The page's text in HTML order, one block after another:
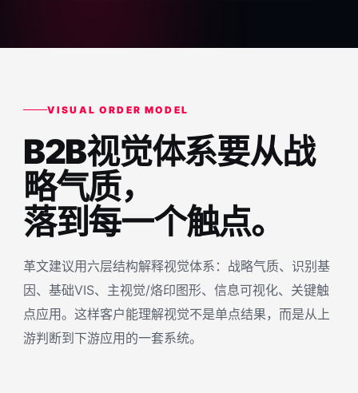
VISUAL ORDER MODEL
B2B视觉体系要从战
略气质，
落到每一个触点。
革文建议用六层结构解释视觉体系：战略气质、识别基
因、基础VIS、主视觉/烙印图形、信息可视化、关键触
点应用。这样客户能理解视觉不是单点结果，而是从上
游判断到下游应用的一套系统。